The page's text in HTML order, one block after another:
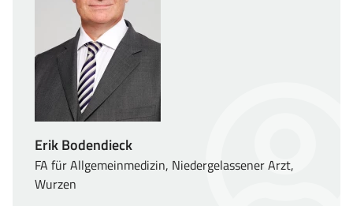
Erik Bodendieck
FA für Allgemeinmedizin, Niedergelassener Arzt,
Wurzen